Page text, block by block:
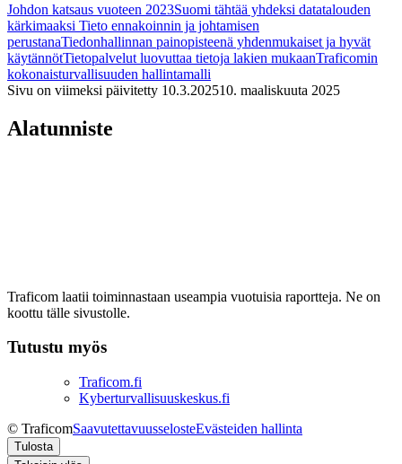
Johdon katsaus vuoteen 2023Suomi tähtää yhdeksi datatalouden
kärkimaaksi Tieto ennakoinnin ja johtamisen
perustanaTiedonhallinnan painopisteenä yhdenmukaiset ja hyvät
käytännötTietopalvelut luovuttaa tietoja lakien mukaanTraficomin
kokonaisturvallisuuden hallintamalli
Sivu on viimeksi päivitetty 10.3.202510. maaliskuuta 2025
Alatunniste
Traficom laatii toiminnastaan useampia vuotuisia raportteja. Ne on
koottu tälle sivustolle.
Tutustu myös
Traficom.fi
Kyberturvallisuuskeskus.fi
© TraficomSaavutettavuusselosteEvästeiden hallinta
Tulosta